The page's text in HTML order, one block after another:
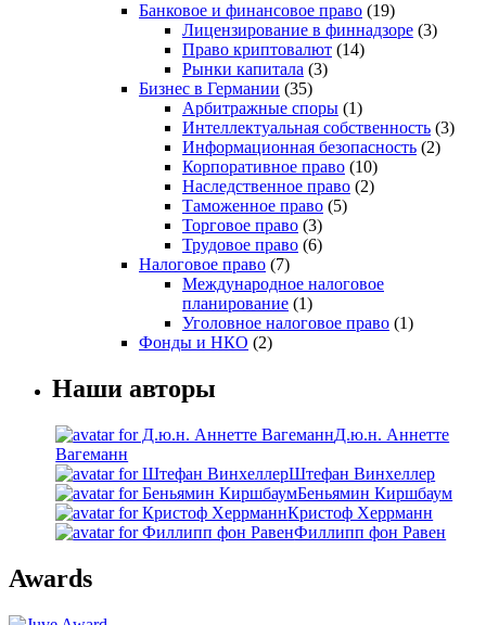
Банковое и финансовое право (19)
Лицензирование в финнадзоре (3)
Право криптовалют (14)
Рынки капитала (3)
Бизнес в Германии (35)
Арбитражные споры (1)
Интеллектуальная собственность (3)
Информационная безопасность (2)
Корпоративное право (10)
Наследственное право (2)
Таможенное право (5)
Торговое право (3)
Трудовое право (6)
Налоговое право (7)
Международное налоговое
планирование (1)
Уголовное налоговое право (1)
Фонды и НКО (2)
Наши авторы
Д.ю.н. Аннетте
Вагеманн
Штефан Винхеллер
Беньямин Киршбаум
Кристоф Херрманн
Филлипп фон Равен
Awards